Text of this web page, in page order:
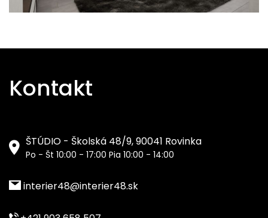
Kontakt
ŠTÚDIO - Školská 48/9, 90041 Rovinka
Po - Št 10:00 - 17:00 Pia 10:00 - 14:00
interier48@interier48.sk